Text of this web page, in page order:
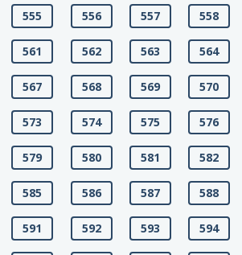
555 556 557 558
561 562 563 564
567 568 569 570
573 574 575 576
579 580 581 582
585 586 587 588
591 592 593 594